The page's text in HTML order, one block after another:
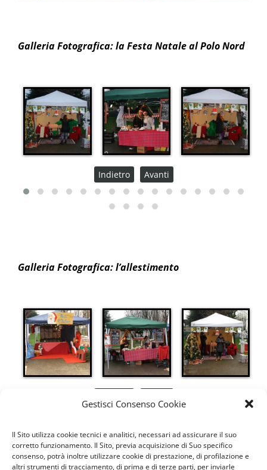
Gestisci Consenso Cookie
Il Sito utilizza cookie tecnici e analitici, necessari ad assicurare il suo
corretto funzionamento. Il Sito, previa acquisizione di Suo specifico
consenso, potrà inoltre utilizzare cookie di prestazione, di profilazione e
altri strumenti di tracciamento, di prima e di terze parti, per inviarle
Galleria Fotografica: la Festa Natale al Polo Nord
Indietro Avanti
Galleria Fotografica: l’allestimento
Galleria Fotografica: i preparativi